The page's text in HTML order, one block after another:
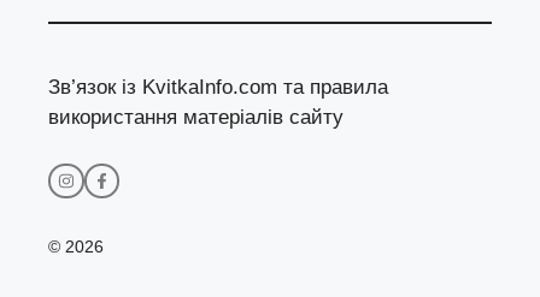
Зв’язок із KvitkaInfo.com та правила
використання матеріалів сайту
© 2026